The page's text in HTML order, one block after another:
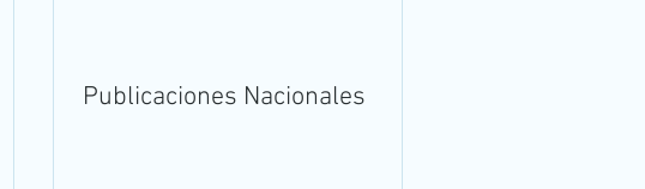
Publicaciones Nacionales